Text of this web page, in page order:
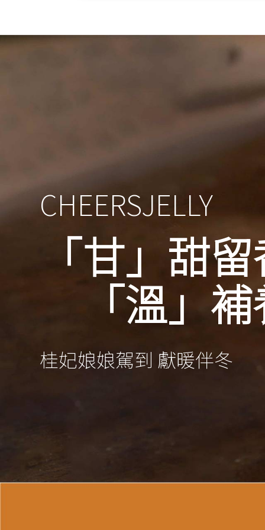
CHEERSJELLY
「甘」甜
「溫」補
桂妃娘娘駕到 獻暖伴冬